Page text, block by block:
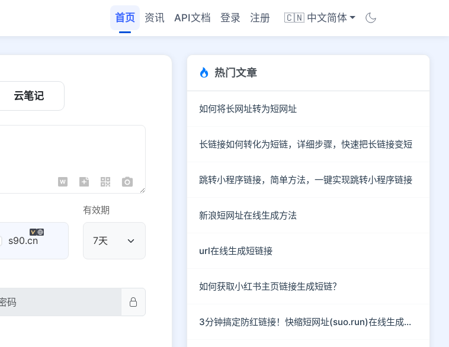
首页 资讯 API文档 登录 注册 🇨🇳 中文简体
云笔记
s90.cn 公共域名
有效期
热门文章
如何将长网址转为短网址
长链接如何转化为短链，详细步骤，快速把长链接变短
跳转小程序链接，简单方法，一键实现跳转小程序链接
新浪短网址在线生成方法
url在线生成短链接
如何获取小红书主页链接生成短链？
3分钟搞定防红链接！快缩短网址(suo.run)在线生成指南